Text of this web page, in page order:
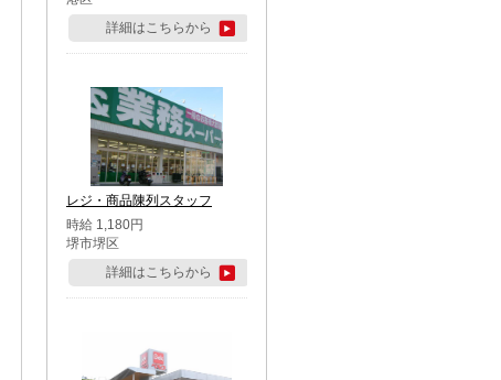
詳細はこちらから
レジ・商品陳列スタッフ
時給 1,180円
堺市堺区
詳細はこちらから